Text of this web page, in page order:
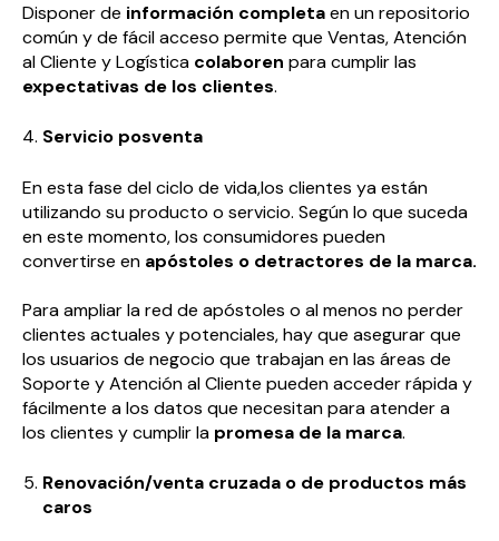
Disponer de información completaen un repositorio
común y de fácil acceso permite que Ventas, Atención
al Cliente y Logística colaboren para cumplir las
expectativas de los clientes.
Servicio posventa
En esta fase del ciclo de vida,los clientes ya están
utilizando su producto o servicio. Según lo que suceda
en este momento, los consumidores pueden
convertirse en apóstoles o detractores de la marca.
Para ampliar la red de apóstoles o al menos no perder
clientes actuales y potenciales, hay que asegurar que
los usuarios de negocio que trabajan en las áreas de
Soporte y Atención al Cliente pueden acceder rápida y
fácilmente a los datos que necesitan para atender a
los clientes y cumplir la promesa de la marca.
Renovación/venta cruzada o de productos más
caros